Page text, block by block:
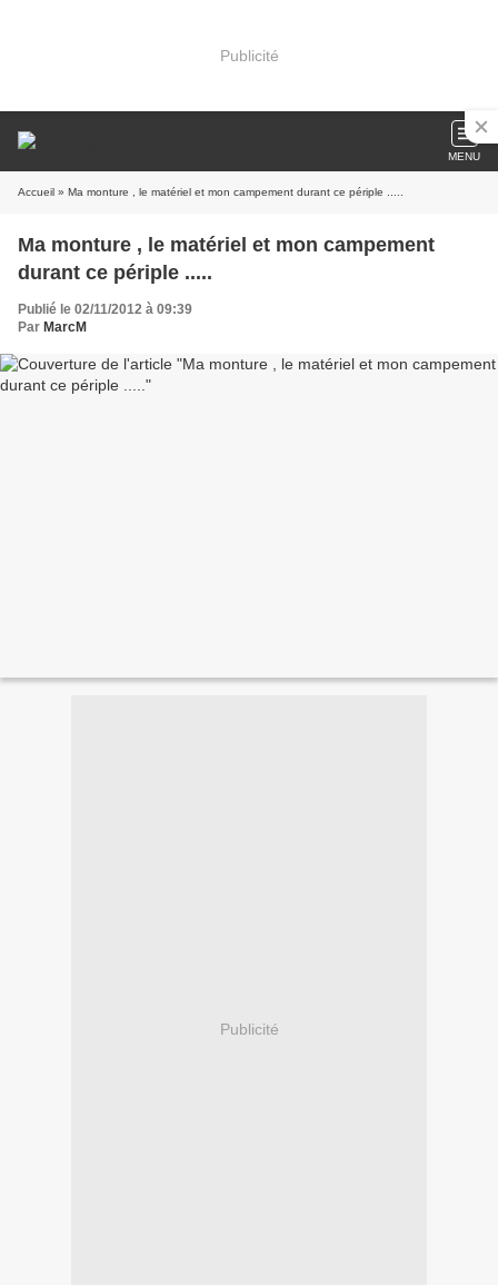
Publicité
MENU
Accueil » Ma monture , le matériel et mon campement durant ce périple .....
Ma monture , le matériel et mon campement
durant ce périple .....
Publié le 02/11/2012 à 09:39
Par MarcM
Publicité